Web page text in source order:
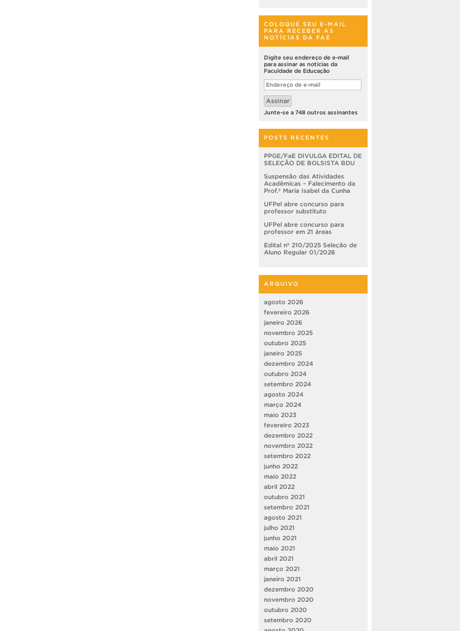
COLOQUE SEU E-MAIL
PARA RECEBER AS
NOTÍCIAS DA FAE
Digite seu endereço de e-mail
para assinar as notícias da
Faculdade de Educação
Endereço
de
e-
mail
Assinar
Junte-se a 748 outros assinantes
POSTS RECENTES
PPGE/FaE DIVULGA EDITAL DE
SELEÇÃO DE BOLSISTA BDU
Suspensão das Atividades
Acadêmicas – Falecimento da
Prof.ª Maria Isabel da Cunha
UFPel abre concurso para
professor substituto
UFPel abre concurso para
professor em 21 áreas
Edital nº 210/2025 Seleção de
Aluno Regular 01/2026
ARQUIVO
agosto 2026
fevereiro 2026
janeiro 2026
novembro 2025
outubro 2025
janeiro 2025
dezembro 2024
outubro 2024
setembro 2024
agosto 2024
março 2024
maio 2023
fevereiro 2023
dezembro 2022
novembro 2022
setembro 2022
junho 2022
maio 2022
abril 2022
outubro 2021
setembro 2021
agosto 2021
julho 2021
junho 2021
maio 2021
abril 2021
março 2021
janeiro 2021
dezembro 2020
novembro 2020
outubro 2020
setembro 2020